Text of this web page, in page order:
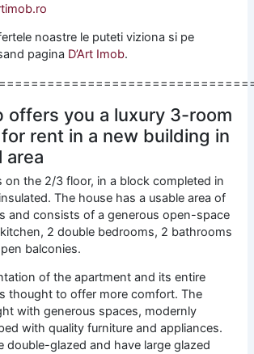
noastre le puteti viziona si pe
pagina D’Art Imob.
offers you a luxury 3-room
rent in a new building in
area
on the 2/3 floor, in a block completed in
The house has a usable area of
and consists of a generous open-space
2 double bedrooms, 2 bathrooms
balconies.
of the apartment and its entire
thought to offer more comfort. The
with generous spaces, modernly
with quality furniture and appliances.
double-glazed and have large glazed